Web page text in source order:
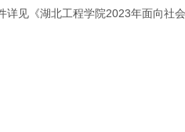
见《湖北工程学院2023年面向社